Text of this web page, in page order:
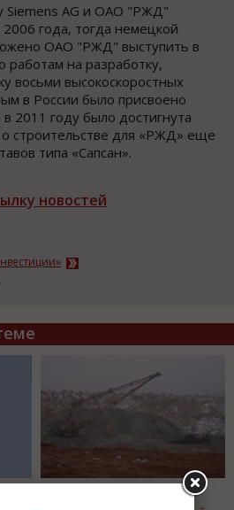
Siemens AG и ОАО "РЖД"
года, тогда немецкой
ОАО "РЖД" выступить в
работам на разработку,
восьми высокоскоростных
в России было присвоено
2011 году было достигнута
о строительстве для «РЖД» еще
типа «Сапсан».
новостей